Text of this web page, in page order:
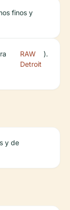
finos y
RAW
Detroit
).
y de